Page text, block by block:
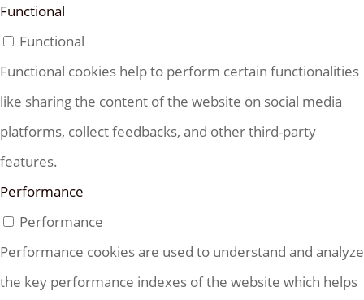
Functional
Functional
Functional cookies help to perform certain functionalities
like sharing the content of the website on social media
platforms, collect feedbacks, and other third-party
features.
Performance
Performance
Performance cookies are used to understand and analyze
the key performance indexes of the website which helps